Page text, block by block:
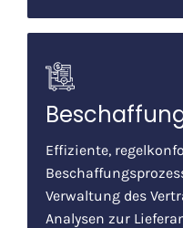
Effiziente,
Verwaltung des
Analysen zur